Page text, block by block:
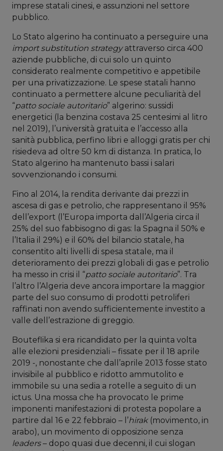
imprese statali cinesi, e assunzioni nel settore
pubblico.
Lo Stato algerino ha continuato a perseguire una
import substitution strategyattraverso circa 400
aziende pubbliche, di cui solo un quinto
considerato realmente competitivo e appetibile
per una privatizzazione. Le spese statali hanno
continuato a permettere alcune peculiarità del
“patto sociale autoritario” algerino: sussidi
energetici (la benzina costava 25 centesimi al litro
nel 2019), l’università gratuita e l’accesso alla
sanità pubblica, perfino libri e alloggi gratis per chi
risiedeva ad oltre 50 km di distanza. In pratica, lo
Stato algerino ha mantenuto bassi i salari
sovvenzionando i consumi.
Fino al 2014, la rendita derivante dai prezzi in
ascesa di gas e petrolio, che rappresentano il 95%
dell’export (l’Europa importa dall’Algeria circa il
25% del suo fabbisogno di gas: la Spagna il 50% e
l’Italia il 29%) e il 60% del bilancio statale, ha
consentito alti livelli di spesa statale, ma il
deterioramento dei prezzi globali di gas e petrolio
ha messo in crisi il “patto sociale autoritario”. Tra
l’altro l’Algeria deve ancora importare la maggior
parte del suo consumo di prodotti petroliferi
raffinati non avendo sufficientemente investito a
valle dell’estrazione di greggio.
Bouteflika si era ricandidato per la quinta volta
alle elezioni presidenziali – fissate per il 18 aprile
2019 -, nonostante che dall’aprile 2013 fosse stato
invisibile al pubblico e ridotto ammutolito e
immobile su una sedia a rotelle a seguito di un
ictus. Una mossa che ha provocato le prime
imponenti manifestazioni di protesta popolare a
partire dal 16 e 22 febbraio – l’hirak (movimento, in
arabo), un movimento di opposizione senza
leaders– dopo quasi due decenni, il cui slogan